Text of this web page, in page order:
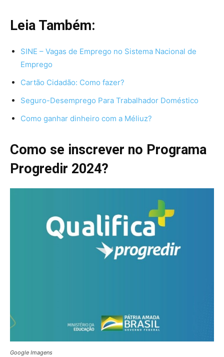
Leia Também:
SINE – Vagas de Emprego no Sistema Nacional de
Emprego
Cartão Cidadão: Como fazer?
Seguro-Desemprego Para Trabalhador Doméstico
Como ganhar dinheiro com a Méliuz?
Como se inscrever no Programa
Progredir 2024?
Google Imagens